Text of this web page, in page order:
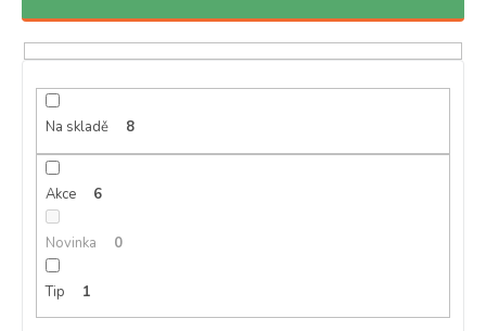
p
Na skladě 8
Akce 6
Novinka 0
Tip 1